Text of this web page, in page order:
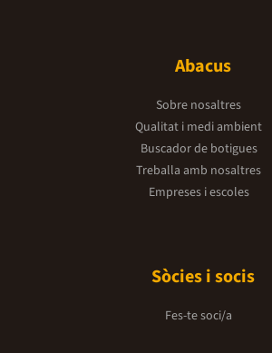
Abacus
Sobre nosaltres
Qualitat i medi ambient
Buscador de botigues
Treballa amb nosaltres
Empreses i escoles
Sòcies i socis
Fes-te soci/a